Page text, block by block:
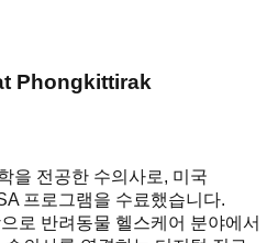
Phongkittirak
을 전공한 수의사로, 미국
프로그램을 수료했습니다.
로 반려동물 헬스케어 분야에서